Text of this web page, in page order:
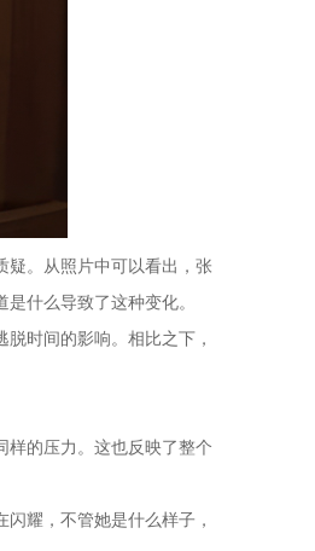
疑。从照片中可以看出，张
什么导致了这种变化。
时间的影响。相比之下，
样的压力。这也反映了整个
耀，不管她是什么样子，